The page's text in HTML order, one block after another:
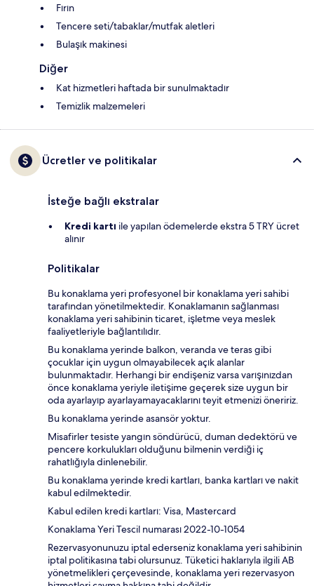
Fırın
Tencere seti/tabaklar/mutfak aletleri
Bulaşık makinesi
Diğer
Kat hizmetleri haftada bir sunulmaktadır
Temizlik malzemeleri
Ücretler ve politikalar
İsteğe bağlı ekstralar
Kredi kartı ile yapılan ödemelerde ekstra 5 TRY ücret
alınır
Politikalar
Bu konaklama yeri profesyonel bir konaklama yeri sahibi
tarafından yönetilmektedir. Konaklamanın sağlanması
konaklama yeri sahibinin ticaret, işletme veya meslek
faaliyetleriyle bağlantılıdır.
Bu konaklama yerinde balkon, veranda ve teras gibi
çocuklar için uygun olmayabilecek açık alanlar
bulunmaktadır. Herhangi bir endişeniz varsa varışınızdan
önce konaklama yeriyle iletişime geçerek size uygun bir
oda ayarlayıp ayarlayamayacaklarını teyit etmenizi öneririz.
Bu konaklama yerinde asansör yoktur.
Misafirler tesiste yangın söndürücü, duman dedektörü ve
pencere korkulukları olduğunu bilmenin verdiği iç
rahatlığıyla dinlenebilir.
Bu konaklama yerinde kredi kartları, banka kartları ve nakit
kabul edilmektedir.
Kabul edilen kredi kartları: Visa, Mastercard
Konaklama Yeri Tescil numarası 2022-10-1054
Rezervasyonunuzu iptal ederseniz konaklama yeri sahibinin
iptal politikasına tabi olursunuz. Tüketici haklarıyla ilgili AB
yönetmelikleri çerçevesinde, konaklama yeri rezervasyon